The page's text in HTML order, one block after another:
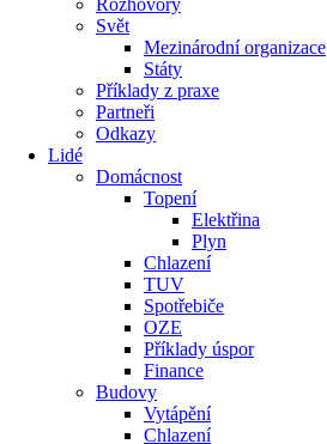
Svět
Mezinárodní organizace
Státy
Příklady z praxe
Partneři
Odkazy
Lidé
Domácnost
Topení
Elektřina
Plyn
Chlazení
TUV
Spotřebiče
OZE
Příklady úspor
Finance
Budovy
Vytápění
Chlazení